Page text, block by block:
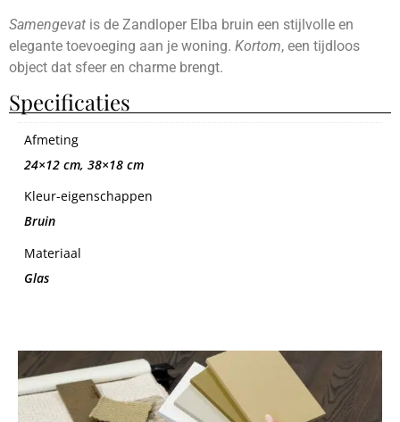
Samengevat is de Zandloper Elba bruin een stijlvolle en
elegante toevoeging aan je woning. Kortom, een tijdloos
object dat sfeer en charme brengt.
Specificaties
Afmeting
24×12 cm, 38×18 cm
Kleur-eigenschappen
Bruin
Materiaal
Glas